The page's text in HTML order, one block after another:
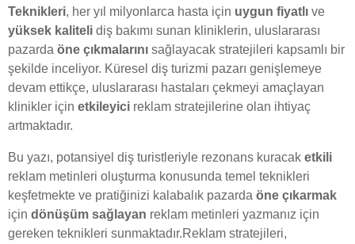
Teknikleri, her yıl milyonlarca hasta için uygun fiyatlı ve
yüksek kaliteli diş bakımı sunan kliniklerin, uluslararası
pazarda öne çıkmalarını sağlayacak stratejileri kapsamlı bir
şekilde inceliyor. Küresel diş turizmi pazarı genişlemeye
devam ettikçe, uluslararası hastaları çekmeyi amaçlayan
klinikler için etkileyici reklam stratejilerine olan ihtiyaç
artmaktadır.
Bu yazı, potansiyel diş turistleriyle rezonans kuracak etkili
reklam metinleri oluşturma konusunda temel teknikleri
keşfetmekte ve pratiğinizi kalabalık pazarda öne çıkarmak
için dönüşüm sağlayan reklam metinleri yazmanız için
gereken teknikleri sunmaktadır.Reklam stratejileri,